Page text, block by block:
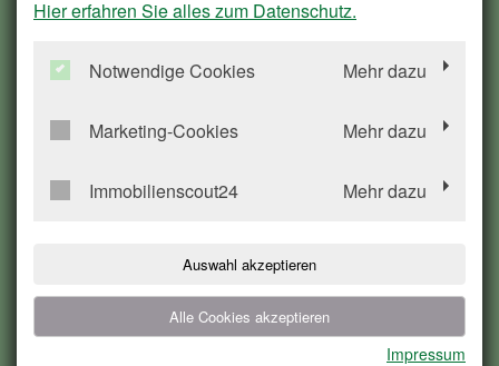
Sprechzeiten des Seniorenbüros:
außerdem mittwochs von 14.00 - 16.00 Uhr
Hier erfahren Sie alles zum Datenschutz.
Notwendige Cookies Mehr dazu
Marketing-Cookies Mehr dazu
Immobilienscout24 Mehr dazu
Auswahl akzeptieren
Alle Cookies akzeptieren
Impressum